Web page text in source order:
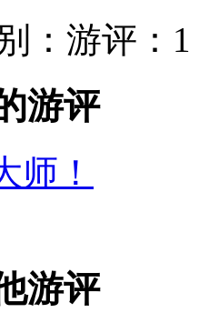
： 游评： 1
游评
师！
游评